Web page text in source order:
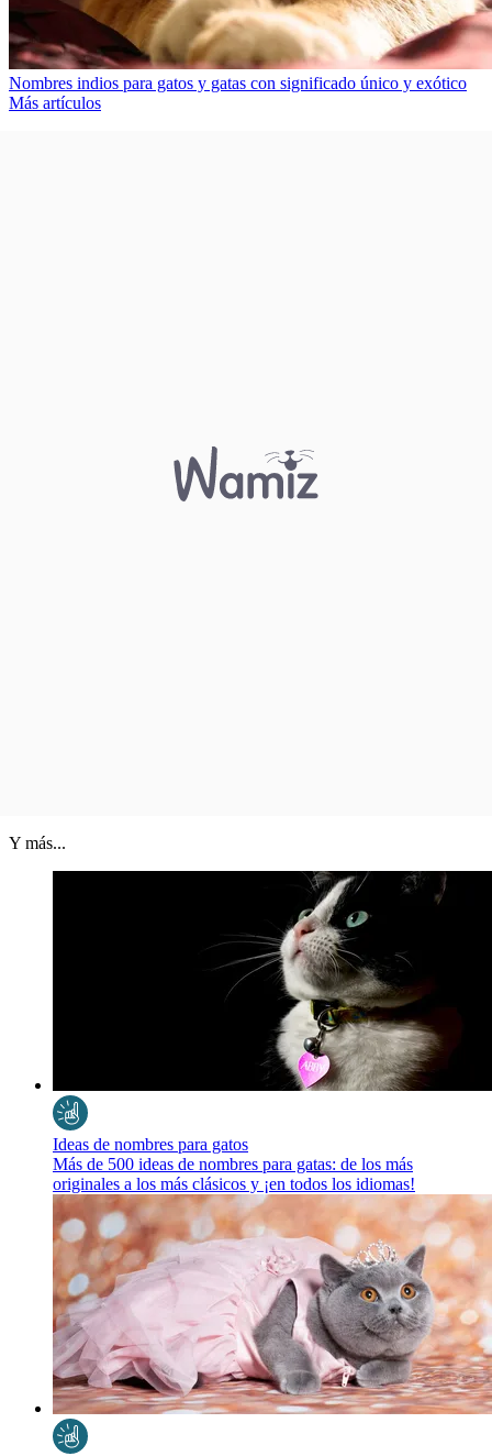
Nombres indios para gatos y gatas con significado único y exótico
Más artículos
Y más...
Ideas de nombres para gatos
Más de 500 ideas de nombres para gatas: de los más
originales a los más clásicos y ¡en todos los idiomas!